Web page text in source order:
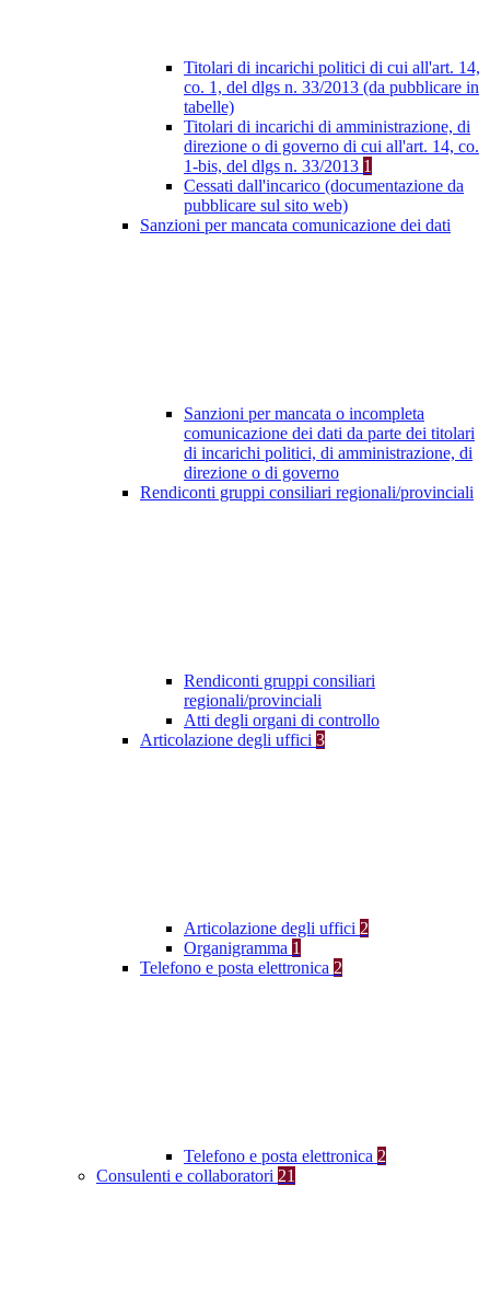
Titolari di incarichi politici di cui all'art. 14,
co. 1, del dlgs n. 33/2013 (da pubblicare in
tabelle)
Titolari di incarichi di amministrazione, di
direzione o di governo di cui all'art. 14, co.
1-bis, del dlgs n. 33/2013 1
Cessati dall'incarico (documentazione da
pubblicare sul sito web)
Sanzioni per mancata comunicazione dei dati
Sanzioni per mancata o incompleta
comunicazione dei dati da parte dei titolari
di incarichi politici, di amministrazione, di
direzione o di governo
Rendiconti gruppi consiliari regionali/provinciali
Rendiconti gruppi consiliari
regionali/provinciali
Atti degli organi di controllo
Articolazione degli uffici 3
Articolazione degli uffici 2
Organigramma 1
Telefono e posta elettronica 2
Telefono e posta elettronica 2
Consulenti e collaboratori 21